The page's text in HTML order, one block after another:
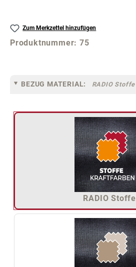
Zum Merkzettel hinzufügen
Produktnummer:75
BEZUG MATERIAL: RADIO Stoffe
RADIO Stoffe